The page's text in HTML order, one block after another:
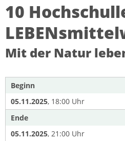
10
Mit der Natur
Beginn
05.11.2025, 18:00 Uhr
Ende
05.11.2025, 21:00 Uhr